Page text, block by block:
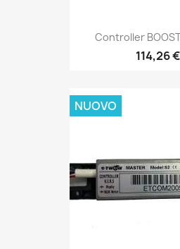
Controller
114,26 €
NUOVO